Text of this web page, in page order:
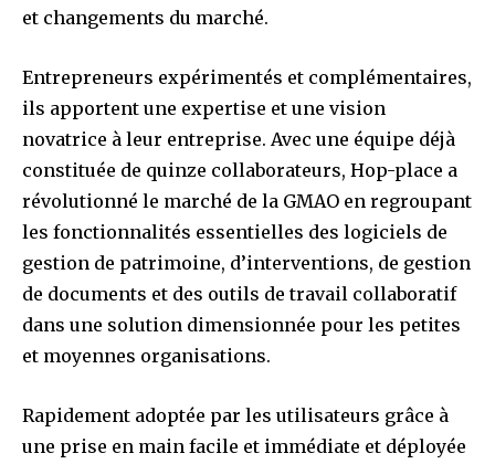
et changements du marché.
Entrepreneurs expérimentés et complémentaires,
ils apportent une expertise et une vision
novatrice à leur entreprise. Avec une équipe déjà
constituée de quinze collaborateurs, Hop-place a
révolutionné le marché de la GMAO en regroupant
les fonctionnalités essentielles des logiciels de
gestion de patrimoine, d’interventions, de gestion
de documents et des outils de travail collaboratif
dans une solution dimensionnée pour les petites
et moyennes organisations.
Rapidement adoptée par les utilisateurs grâce à
une prise en main facile et immédiate et déployée